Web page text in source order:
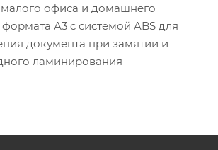
офиса и домашнего
А3 c системой ABS для
документа при замятии и
ламинирования